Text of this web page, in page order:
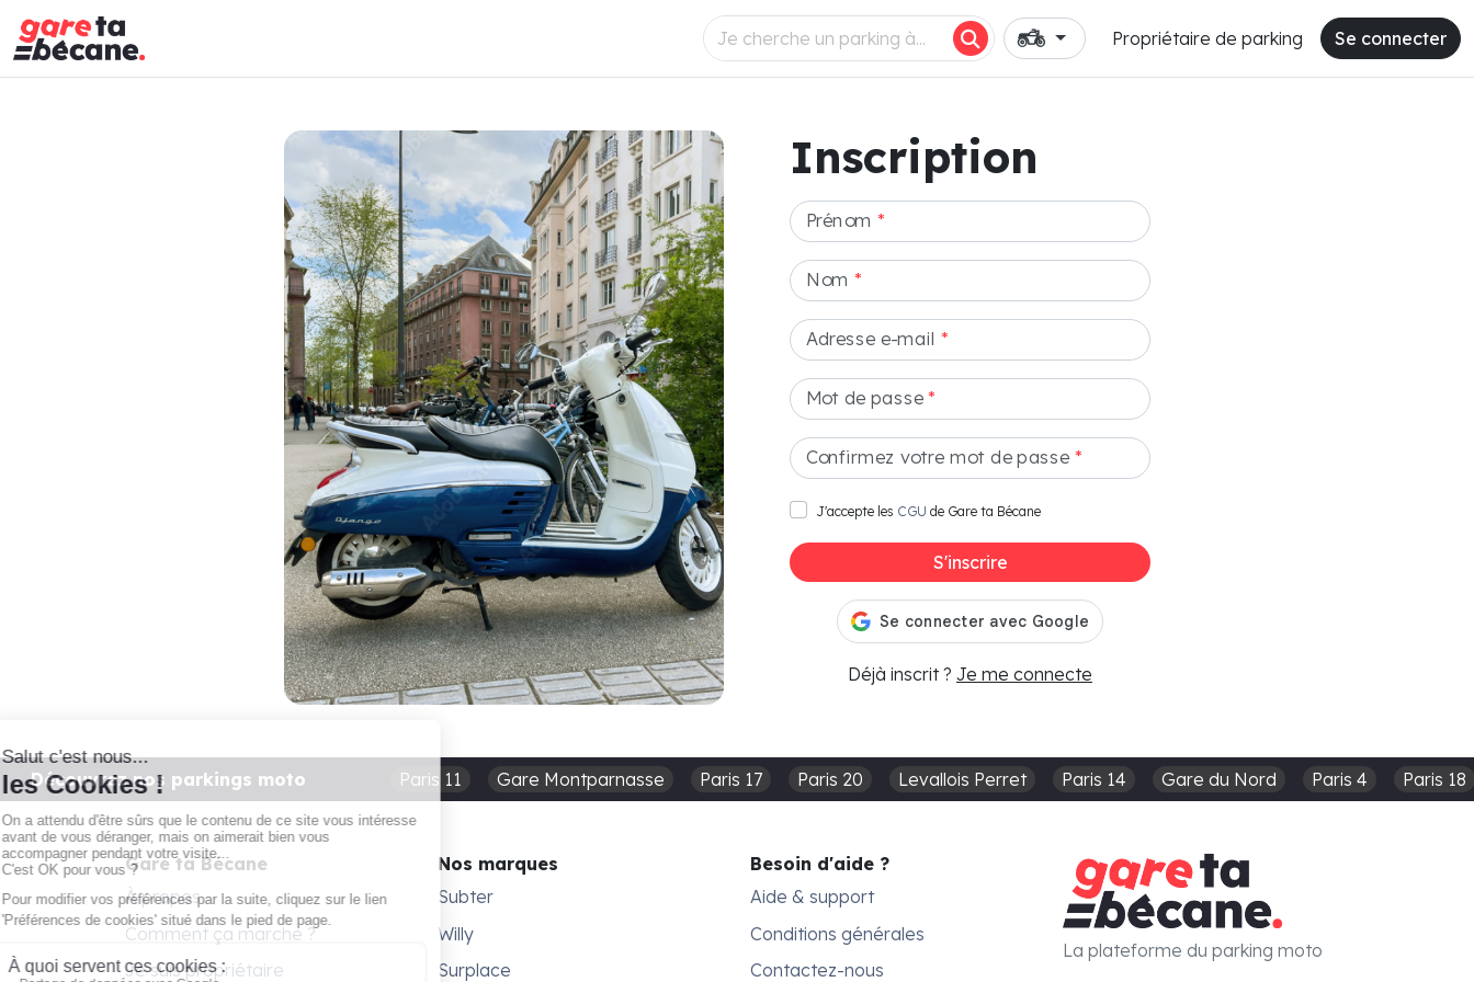
Propriétaire de parking Se connecter
Inscription
Prénom *
Nom *
Adresse e-mail *
Mot de passe*
Confirmez votre mot de passe *
J'accepte les CGU de Gare ta Bécane
S'inscrire
Déjà inscrit ? Je me connecte
Découvrez nos parkings moto Paris 11 Gare Montparnasse Paris 17 Paris 20 Levallois Perret Paris 14 Gare du Nord Paris 4 Paris 18
Gare ta Bécane
À propos
Comment ça marche ?
Je suis propriétaire
Nos marques
Subter
Willy
Surplace
Besoin d'aide ?
Aide & support
Conditions générales
Contactez-nous
La plateforme du parking moto